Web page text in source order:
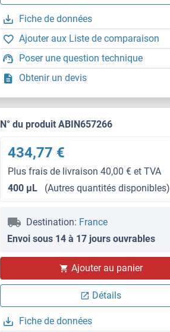
Fiche de données
Ajouter aux Liste de comparaison
Poser une question technique
Obtenir un devis
N° du produit ABIN657266
434,77 €
Plus frais de livraison 40,00 € et TVA
400 μL
(Autres quantités disponibles)
Destination: France
Envoi sous 14 à 17 jours ouvrables
Ajouter au panier
Détails
Fiche de données